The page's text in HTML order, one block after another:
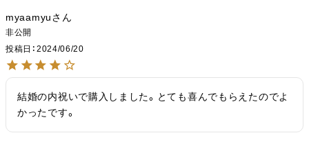
myaamyu
非公開
投稿日
2024/06/20
結婚の内祝いで購入しました。とても喜んでもらえたのでよ
かったです。